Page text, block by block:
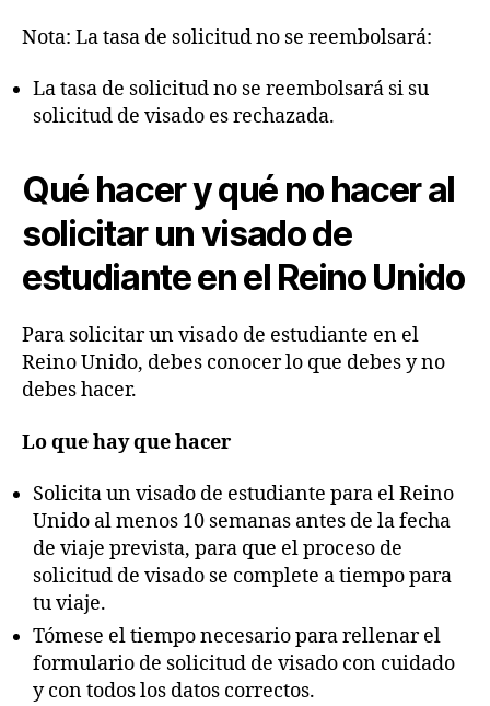
Nota: La tasa de solicitud no se reembolsará:
La tasa de solicitud no se reembolsará si su
solicitud de visado es rechazada.
Qué hacer y qué no hacer al
solicitar un visado de
estudiante en el Reino Unido
Para solicitar un visado de estudiante en el
Reino Unido, debes conocer lo que debes y no
debes hacer.
Lo que hay que hacer
Solicita un visado de estudiante para el Reino
Unido al menos 10 semanas antes de la fecha
de viaje prevista, para que el proceso de
solicitud de visado se complete a tiempo para
tu viaje.
Tómese el tiempo necesario para rellenar el
formulario de solicitud de visado con cuidado
y con todos los datos correctos.